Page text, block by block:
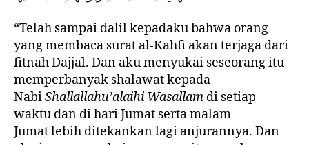
“Telah sampai dalil kepadaku bahwa orang
yang membaca surat al-Kahfi akan terjaga dari
fitnah Dajjal. Dan aku menyukai seseorang itu
memperbanyak shalawat kepada
NabiShallallahu’alaihi Wasallam di setiap
waktu dan di hari Jumat serta malam
Jumat lebih ditekankan lagi anjurannya. Dan